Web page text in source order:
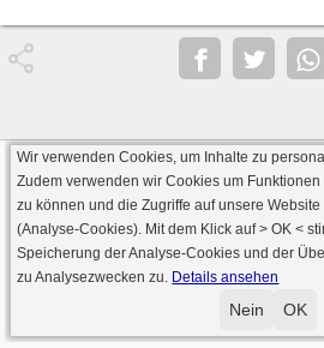
· Serverversion: 2026 6.241 ·
Online Skat Server: 142
Wir verwenden Cookies, um Inhalte zu
Zudem verwenden wir Cookies um
zu können und die Zugriffe auf unsere
(Analyse-Cookies). Mit dem Klick auf> OK <
Speicherung der Analyse-Cookies und der
zu Analysezwecken zu. Details ansehen
Nein OK